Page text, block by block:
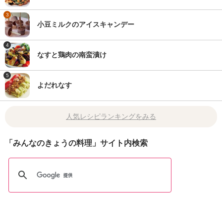
3
小豆ミルクのアイスキャンデー
4
なすと鶏肉の南蛮漬け
5
よだれなす
人気レシピランキングをみる
「みんなのきょうの料理」サイト内検索